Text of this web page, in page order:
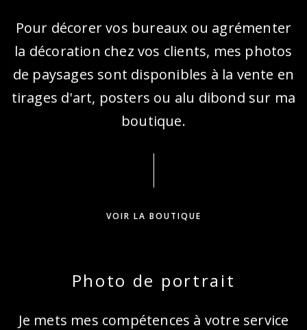
Pour décorer vos bureaux ou agrémenter
la décoration chez vos clients, mes photos
de paysages sont disponibles à la vente en
tirages d'art, posters ou alu dibond sur ma
boutique.
VOIR LA BOUTIQUE
Photo de portrait
Je mets mes compétences à votre service
It was a real pleasure to work with
attention to detail and I am really
pleased with photographs